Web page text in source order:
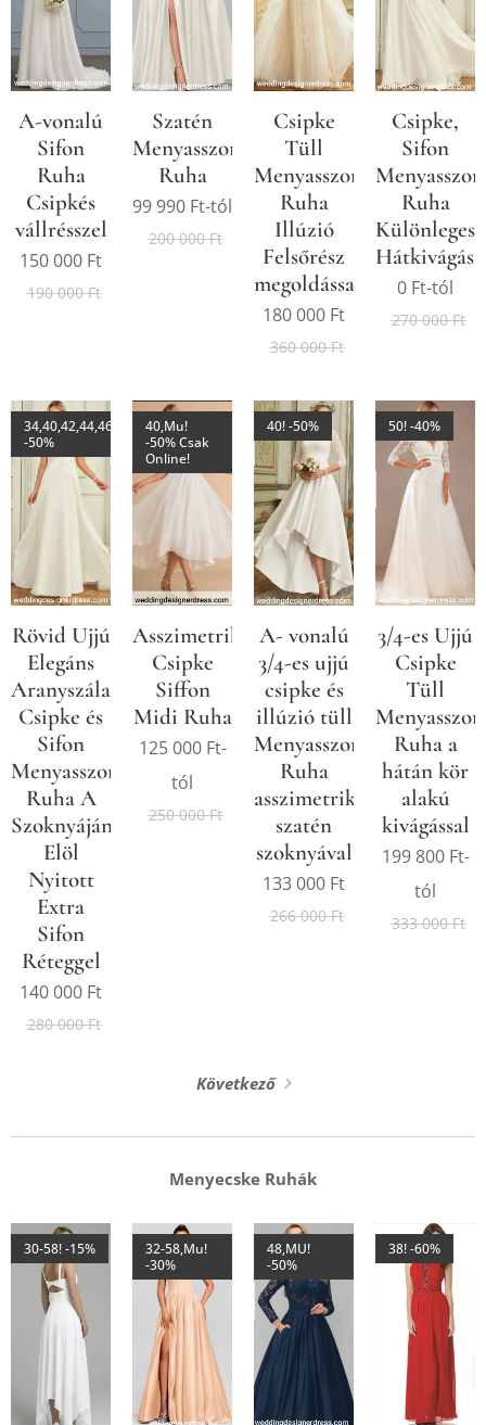
A-vonalú
Sifon
Ruha
Csipkés
vállrésszel
150 000 Ft
190 000Ft
Szatén
Menyasszonyi
Ruha
99 990 Ft-tól
200 000Ft
Csipke
Tüll
Menyasszonyi
Ruha
Illúzió
Felsőrész
megoldással
180 000 Ft
360 000Ft
Csipke,
Sifon
Ruha
Különleges
0 Ft-tól
270 000Ft
Rövid Ujjú
Elegáns
Aranyszálas
Csipke és
Sifon
Menyasszonyi
Ruha A
Szoknyáján
Elöl
Nyitott
Extra
Sifon
Réteggel
34,40,42,44,46,48,50,52,54!
-50%
140 000 Ft
280 000Ft
Asszimetrikus
Csipke
Siffon
Midi Ruha
40,Mu!
-50% Csak
Online!
125 000Ft-
tól
250 000Ft
A- vonalú
3/4-es ujjú
csipke és
illúzió tüll
Menyasszonyi
Ruha
asszimetrikus
szatén
szoknyával
40! -50%
133 000 Ft
266 000Ft
3/4-es Ujjú
Csipke
Tüll
Ruha a
hátán kör
alakú
kivágással
50! -40%
199 800Ft-
tól
333 000Ft
Következő
Menyecske Ruhák
30-58! -15%
32-58,Mu!
-30%
48,MU!
-50%
38! -60%